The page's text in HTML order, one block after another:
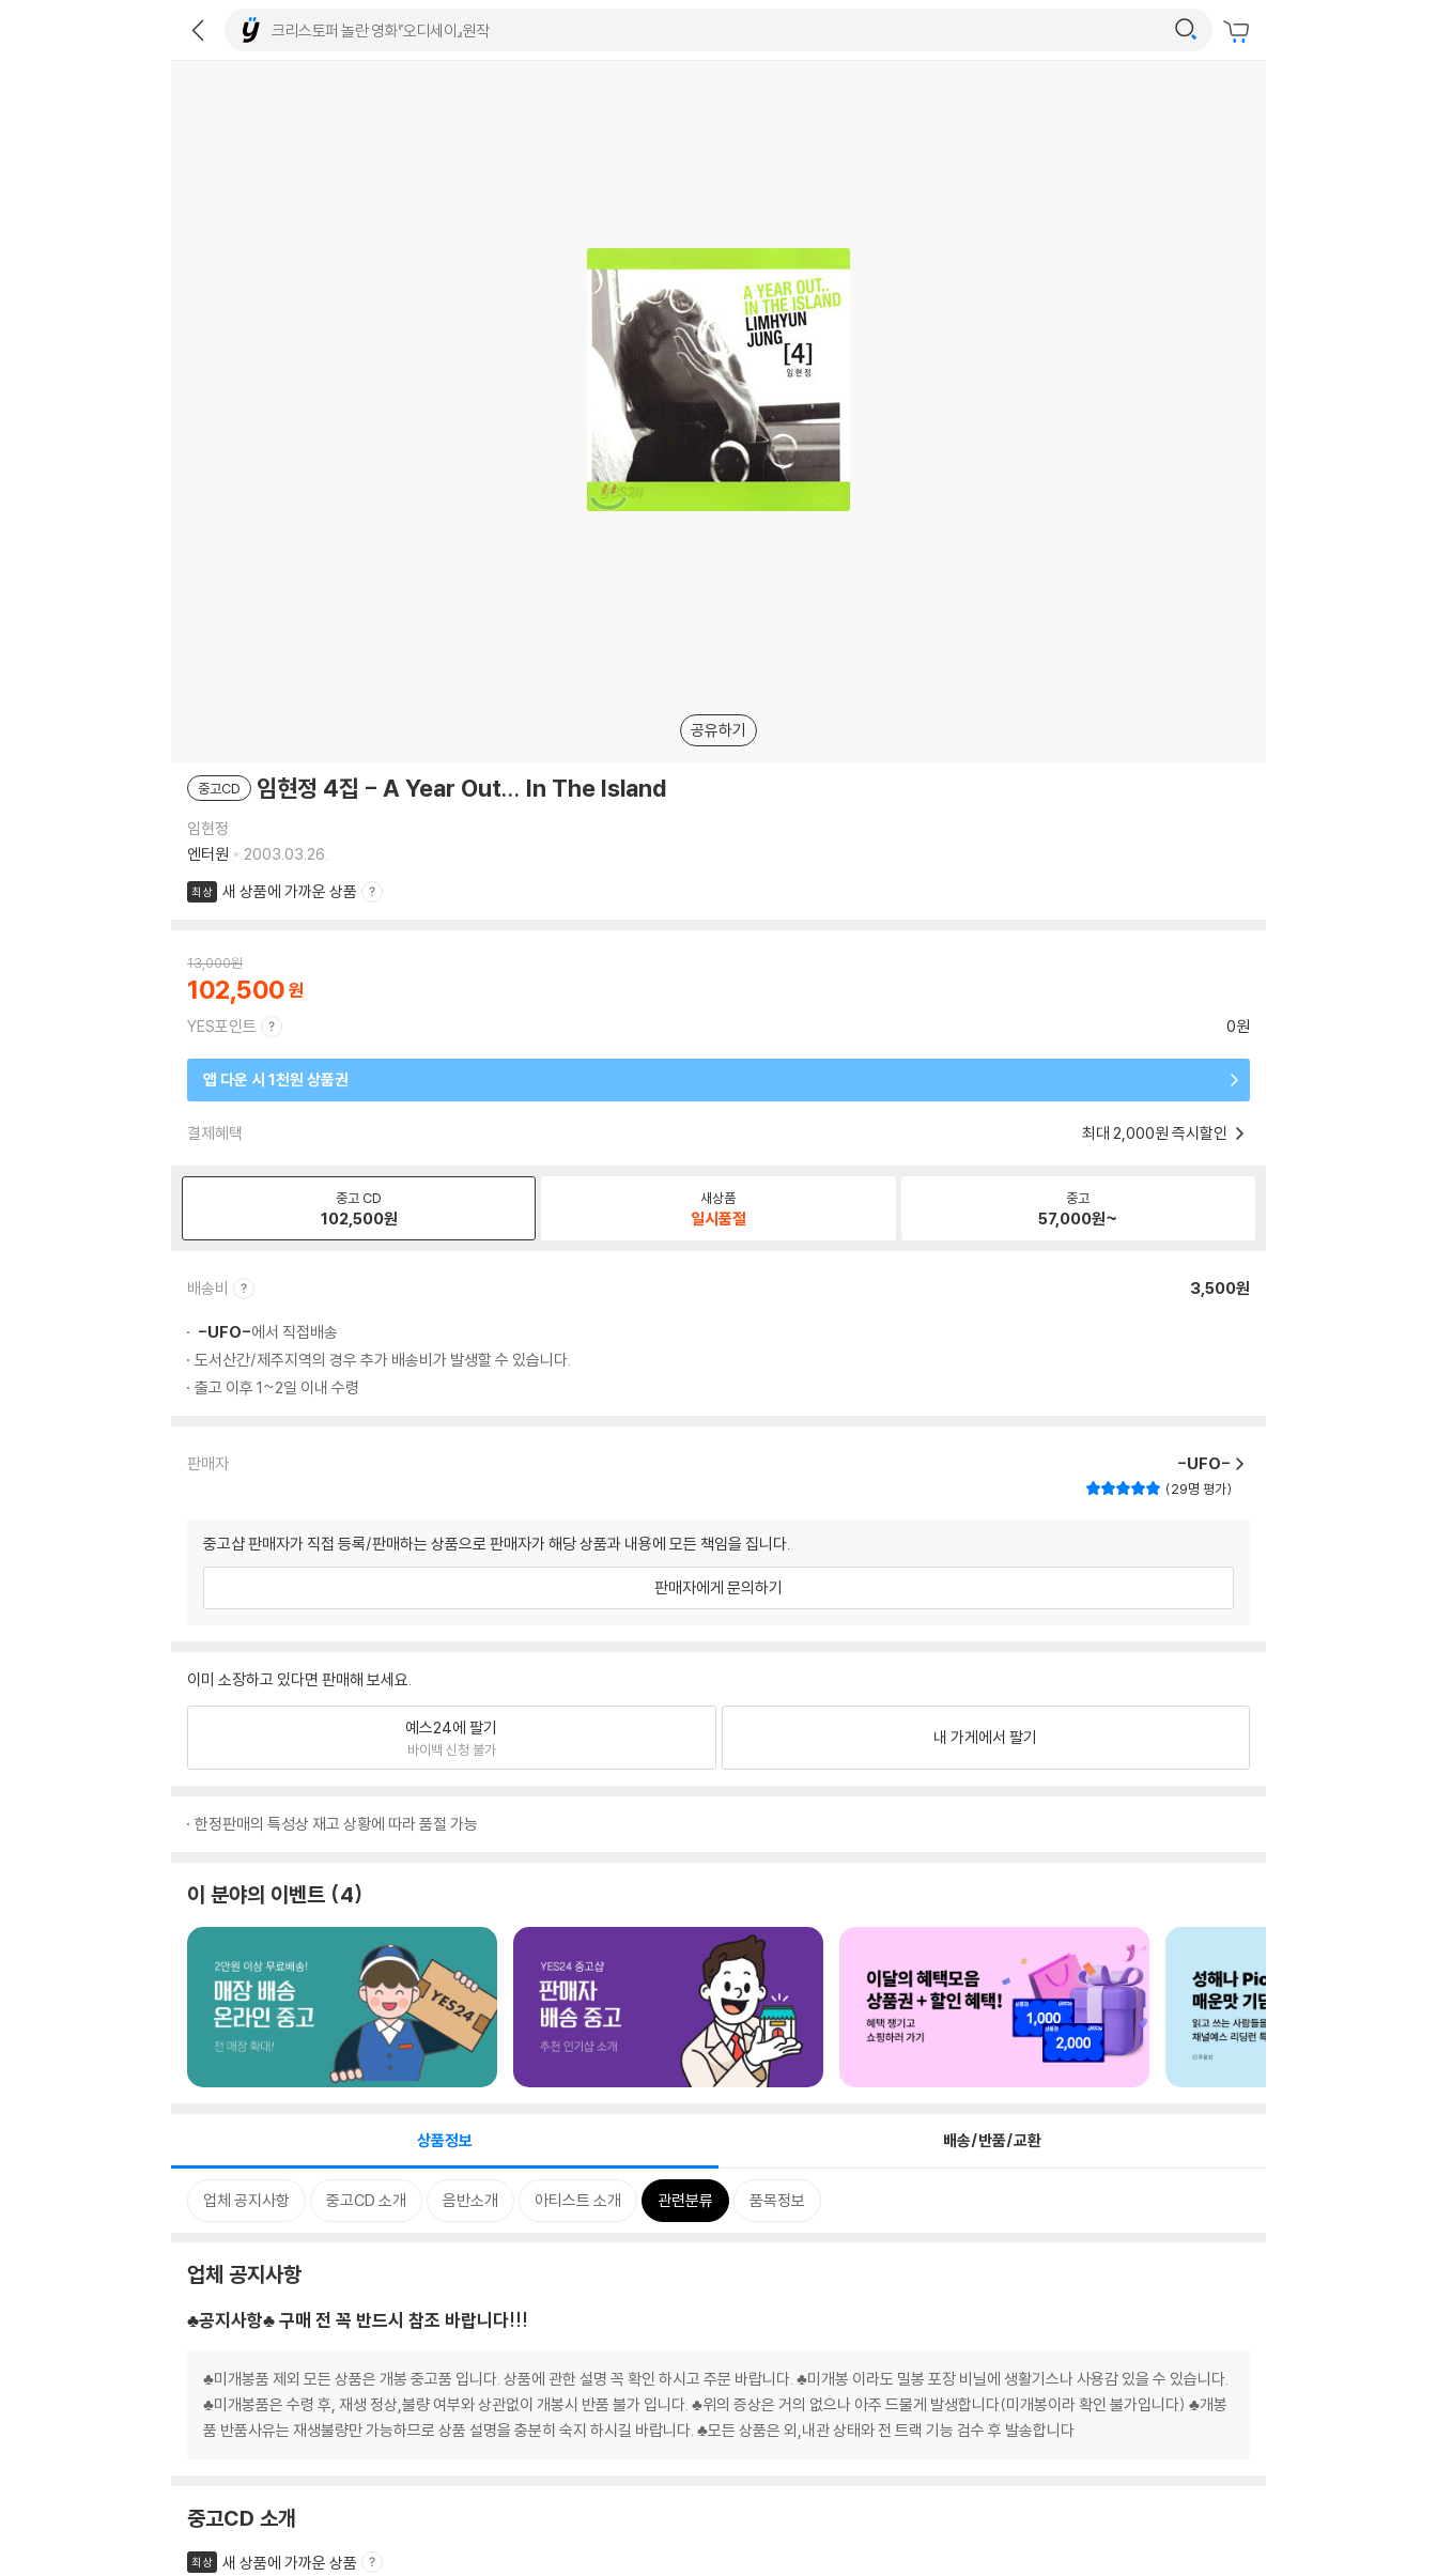
공유하기
중고CD 임현정 4집 - A Year Out... In The Island
임현정
엔터원
2003.03.26.
최상 새 상품에 가까운 상품
13,000원
102,500
YES포인트 0원
앱 다운 시 1천원 상품권
결제혜택 최대 2,000원 즉시할인
중고 CD
102,500원
새상품
일시품절
중고
57,000원~
배송비 3,500원
-UFO-에서 직접배송
도서산간/제주지역의 경우 추가 배송비가 발생할 수 있습니다.
출고 이후 1~2일 이내 수령
판매자 -UFO-
29명 평가
중고샵 판매자가 직접 등록/판매하는 상품으로 판매자가 해당 상품과 내용에 모든 책임을 집니다.
판매자에게 문의하기
이미 소장하고 있다면 판매해 보세요.
예스24에 팔기
바이백 신청 불가
내 가게에서 팔기
한정판매의 특성상 재고 상황에 따라 품절 가능
이 분야의 이벤트 4
상품정보 배송/반품/교환
업체 공지사항 중고CD 소개 음반소개 아티스트 소개 관련분류 품목정보
업체 공지사항
♣공지사항♣ 구매 전 꼭 반드시 참조 바랍니다!!!
♣미개봉품 제외 모든 상품은 개봉 중고품 입니다. 상품에 관한 설명 꼭 확인 하시고 주문 바랍니다. ♣미개봉 이라도 밀봉 포장 비닐에 생활기스나 사용감 있을 수 있습니다.
♣미개봉품은 수령 후, 재생 정상,불량 여부와 상관없이 개봉시 반품 불가 입니다. ♣위의 증상은 거의 없으나 아주 드물게 발생합니다(미개봉이라 확인 불가입니다) ♣개봉
품 반품사유는 재생불량만 가능하므로 상품 설명을 충분히 숙지 하시길 바랍니다. ♣모든 상품은 외,내관 상태와 전 트랙 기능 검수 후 발송합니다
중고CD 소개
최상
새 상품에 가까운 상품